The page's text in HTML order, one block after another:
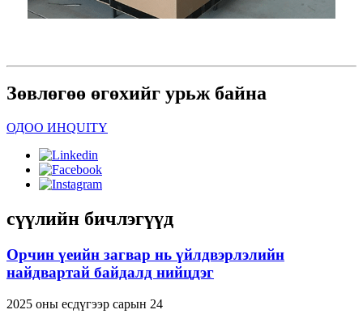
Зөвлөгөө өгөхийг урьж байна
ОДОО ИНQUITY
сүүлийн бичлэгүүд
Орчин үеийн загвар нь үйлдвэрлэлийн
найдвартай байдалд нийцдэг
2025 оны есдүгээр сарын 24